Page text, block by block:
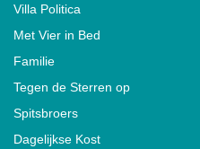
Villa Politica
Met Vier in Bed
Familie
Tegen de Sterren op
Spitsbroers
Dagelijkse Kost